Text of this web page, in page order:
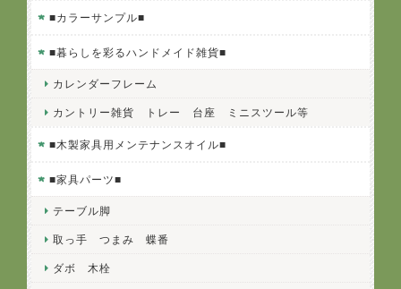
■カラーサンプル■
■暮らしを彩るハンドメイド雑貨■
カレンダーフレーム
カントリー雑貨 トレー 台座 ミニスツール等
■木製家具用メンテナンスオイル■
■家具パーツ■
テーブル脚
取っ手 つまみ 蝶番
ダボ 木栓